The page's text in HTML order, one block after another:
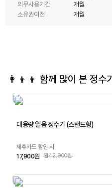
의무사용기간
개월
소유권이전
개월
👩‍👦‍👦 함께 많이 본 정수기
대용량 얼음 정수기 (스탠드형)
제휴카드 할인 시
17,900원 월42,900원